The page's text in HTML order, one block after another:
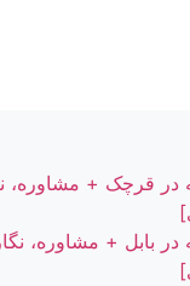
در قرچک +
در بابل + مشاوره،